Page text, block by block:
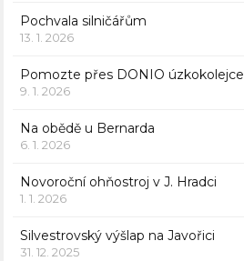
Pochvala silničářům
13. 1. 2026
Pomozte přes DONIO úzkokolejce
9. 1. 2026
Na obědě u Bernarda
6. 1. 2026
Novoroční ohňostroj v J. Hradci
1. 1. 2026
Silvestrovský výšlap na Javořici
31. 12. 2025